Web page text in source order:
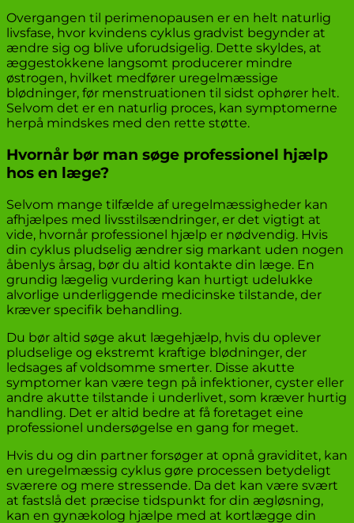
Overgangen til perimenopausen er en helt naturlig
livsfase, hvor kvindens cyklus gradvist begynder at
ændre sig og blive uforudsigelig. Dette skyldes, at
æggestokkene langsomt producerer mindre
østrogen, hvilket medfører uregelmæssige
blødninger, før menstruationen til sidst ophører helt.
Selvom det er en naturlig proces, kan symptomerne
herpå mindskes med den rette støtte.
Hvornår bør man søge professionel hjælp
hos en læge?
Selvom mange tilfælde af uregelmæssigheder kan
afhjælpes med livsstilsændringer, er det vigtigt at
vide, hvornår professionel hjælp er nødvendig. Hvis
din cyklus pludselig ændrer sig markant uden nogen
åbenlys årsag, bør du altid kontakte din læge. En
grundig lægelig vurdering kan hurtigt udelukke
alvorlige underliggende medicinske tilstande, der
kræver specifik behandling.
Du bør altid søge akut lægehjælp, hvis du oplever
pludselige og ekstremt kraftige blødninger, der
ledsages af voldsomme smerter. Disse akutte
symptomer kan være tegn på infektioner, cyster eller
andre akutte tilstande i underlivet, som kræver hurtig
handling. Det er altid bedre at få foretaget eine
professionel undersøgelse en gang for meget.
Hvis du og din partner forsøger at opnå graviditet, kan
en uregelmæssig cyklus gøre processen betydeligt
sværere og mere stressende. Da det kan være svært
at fastslå det præcise tidspunkt for din ægløsning,
kan en gynækolog hjælpe med at kortlægge din